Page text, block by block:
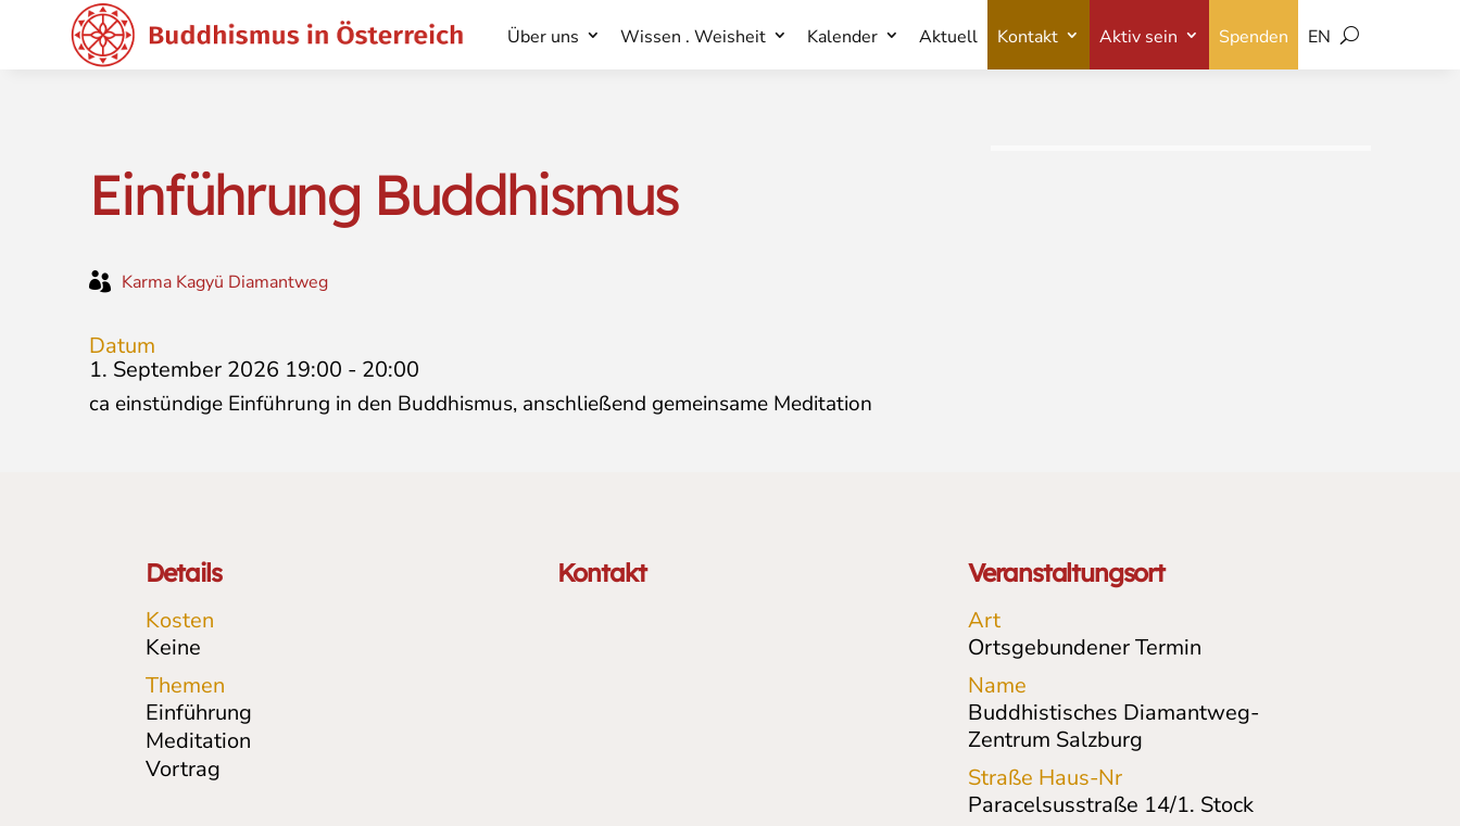
Über uns Wissen . Weisheit Kalender Aktuell Kontakt Aktiv sein Spenden EN
Über uns Wissen . Weisheit Kalender Aktuell Kontakt Aktiv sein Spenden EN
Einführung Buddhismus
 Karma Kagyü Diamantweg
Datum
1. September 2026 19:00 - 20:00
ca einstündige Einführung in den Buddhismus, anschließend gemeinsame Meditation
Details
Kosten
Keine
Themen
Einführung
Meditation
Vortrag
Kontakt Veranstaltungsort
Art
Ortsgebundener Termin
Name
Buddhistisches Diamantweg-
Zentrum Salzburg
Straße Haus-Nr
Paracelsusstraße 14/1. Stock